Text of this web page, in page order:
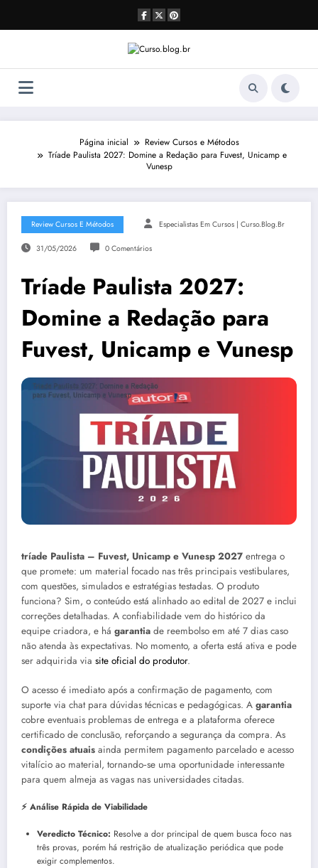
o
Página inicial
Review Cursos e Métodos
Tríade Paulista 2027: Domine a Redação para Fuvest, Unicamp e
Vunesp
Review Cursos E Métodos Especialistas Em Cursos | Curso.blog.br
31/05/2026 0 Comentários
Tríade Paulista 2027:
Domine a Redação para
Fuvest, Unicamp e Vunesp
tríade Paulista – Fuvest, Unicamp e Vunesp 2027 entrega o
que promete: um material focado nas três principais vestibulares,
com questões, simulados e estratégias testadas. O produto
funciona? Sim, o conteúdo está alinhado ao edital de 2027 e inclui
correções detalhadas. A confiabilidade vem do histórico da
equipe criadora, e há garantia de reembolso em até 7 dias caso
não atenda às expectativas. No momento, a oferta está ativa e pode
ser adquirida via site oficial do produtor.
O acesso é imediato após a confirmação de pagamento, com
suporte via chat para dúvidas técnicas e pedagógicas. A garantia
cobre eventuais problemas de entrega e a plataforma oferece
certificado de conclusão, reforçando a segurança da compra. As
condições atuais ainda permitem pagamento parcelado e acesso
vitalício ao material, tornando‑se uma oportunidade interessante
para quem almeja as vagas nas universidades citadas.
⚡ Análise Rápida de Viabilidade
Veredicto Técnico: Resolve a dor principal de quem busca foco nas
três provas, porém há restrição de atualização periódica que pode
exigir complementos.